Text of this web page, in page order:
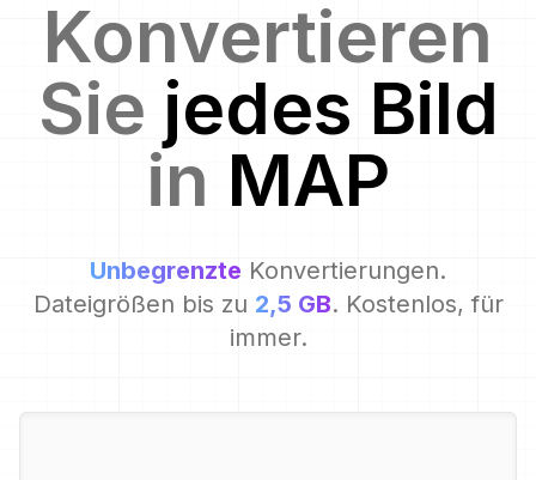
Konvertieren
Sie jedes Bild
in MAP
Unbegrenzte Konvertierungen.
Dateigrößen bis zu 2,5 GB. Kostenlos, für
immer.